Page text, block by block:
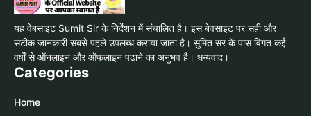
यह वेबसाइट Sumit Sir के निर्देशन में संचालित है। इस बेवसाइट पर सही और
सटीक जानकारी सबसे पहले उपलब्ध कराया जाता है। सुमित सर के पास विगत कई
वर्षों से ऑनलाइन और ऑफलाइन पढाने का अनुभव है। धन्यवाद।
Categories
Home